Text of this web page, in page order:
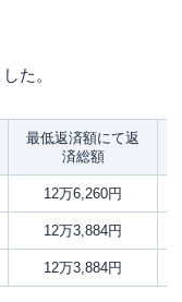
た。
最低返済額にて返
済総額
12万6,260円
12万3,884円
12万3,884円